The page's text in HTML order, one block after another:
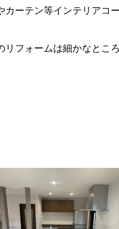
ーテン等インテリアコ
リフォームは細かなと